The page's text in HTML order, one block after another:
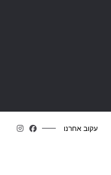
עקוב אחרנו